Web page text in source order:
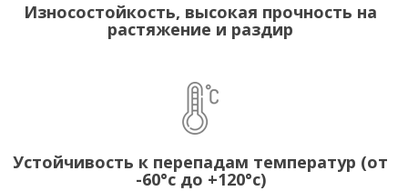
Износостойкость, высокая прочность на
растяжение и раздир
Устойчивость к перепадам температур (от
-60°с до +120°с)